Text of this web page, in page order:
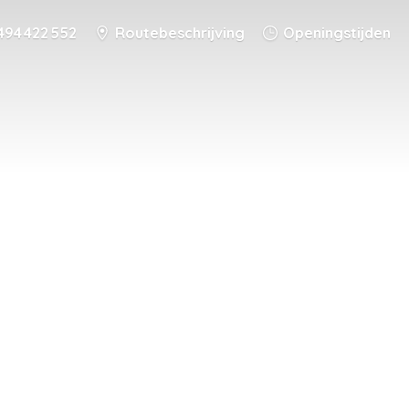
422 552 Routebeschrijving Openingstijden